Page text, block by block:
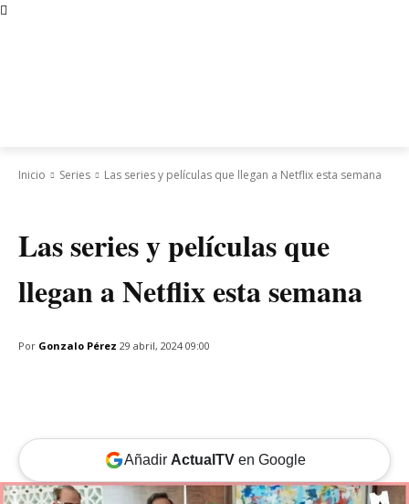
Inicio Series Las series y películas que llegan a Netflix esta semana
Las series y películas que
llegan a Netflix esta semana
Por Gonzalo Pérez 29 abril, 2024 09:00
Añadir ActualTVen Google